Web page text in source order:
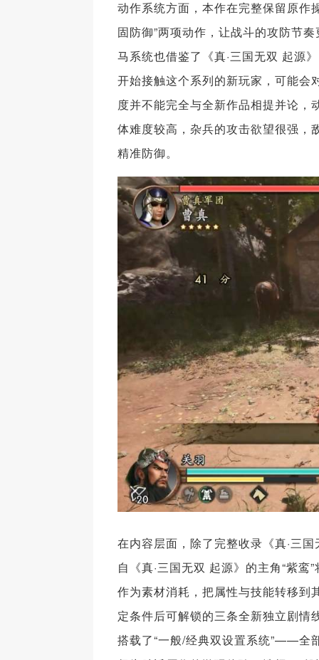
动作系统方面，本作在完整保留原作
固防御”两项动作，让战斗的攻防节
马系统也借鉴了《真·三国无双 起源
开始接触这个系列的新玩家，可能
度并不能完全与全新作品相提并论，
体难度较高，杂兵的攻击欲望很强，
精准防御。
在内容层面，除了完整收录《真·三
自《真·三国无双 起源》的主角“紫
作为素材消耗，把属性与技能转移到
定条件后可解锁的三条全新独立剧情
搭载了“一般/经典双设置系统”——全